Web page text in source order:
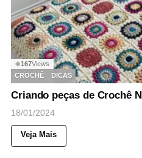
◉167Views
CROCHÊ
DICAS
Criando peças de Crochê
18/01/2024
Veja Mais